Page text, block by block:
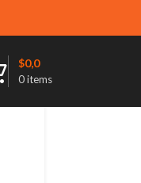
0items
$0,0